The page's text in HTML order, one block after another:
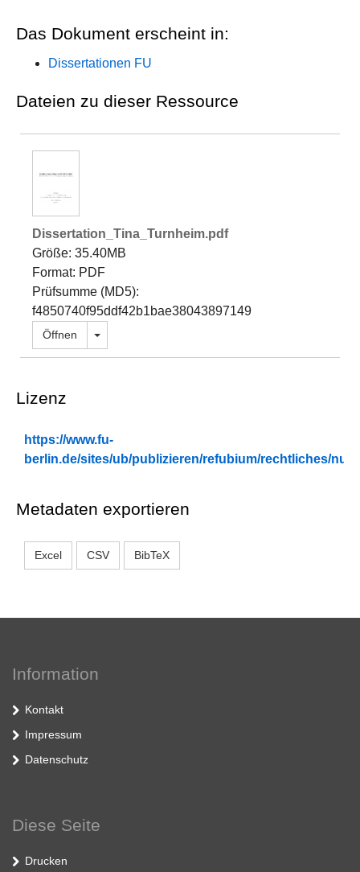
Das Dokument erscheint in:
Dissertationen FU
Dateien zu dieser Ressource
Dissertation_Tina_Turnheim.pdf
Größe: 35.40MB
Format: PDF
Prüfsumme (MD5):
f4850740f95ddf42b1bae38043897149
Öffnen Dropdown öffnen
Lizenz
https://www.fu-
berlin.de/sites/ub/publizieren/refubium/rechtliches/
Metadaten exportieren
Excel CSV BibTeX
Information
Kontakt
Impressum
Datenschutz
Diese Seite
Drucken